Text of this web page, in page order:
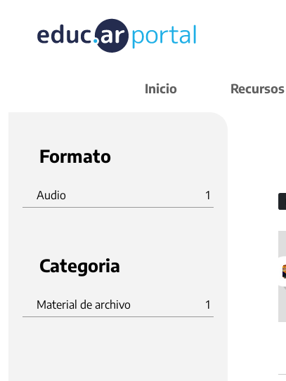
Inicio Recursos
Formato
Audio 1
Categoria
Material de archivo 1